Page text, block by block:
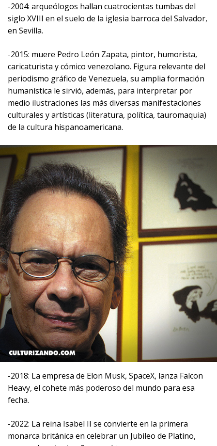
-2004: arqueólogos hallan cuatrocientas tumbas del
siglo XVIII en el suelo de la iglesia barroca del Salvador,
en Sevilla.
-2015: muere Pedro León Zapata, pintor, humorista,
caricaturista y cómico venezolano. Figura relevante del
periodismo gráfico de Venezuela, su amplia formación
humanística le sirvió, además, para interpretar por
medio ilustraciones las más diversas manifestaciones
culturales y artísticas (literatura, política, tauromaquia)
de la cultura hispanoamericana.
-2018: La empresa de Elon Musk, SpaceX, lanza Falcon
Heavy, el cohete más poderoso del mundo para esa
fecha.
-2022: La reina Isabel II se convierte en la primera
monarca británica en celebrar un Jubileo de Platino,